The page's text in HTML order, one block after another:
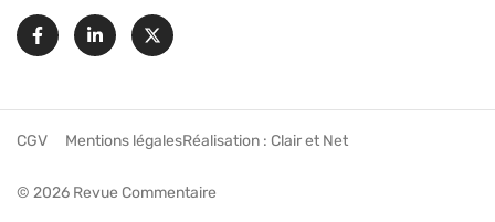
FacebookLinkedin
X
© 2026 Revue Commentaire
CGV Mentions légalesRéalisation : Clair et Net